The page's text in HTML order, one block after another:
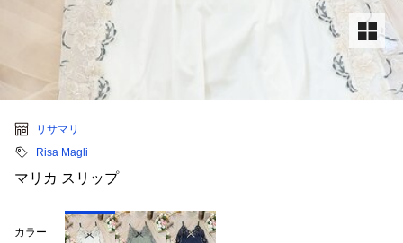
リサマリ
Risa Magli
マリカ スリップ
カラー